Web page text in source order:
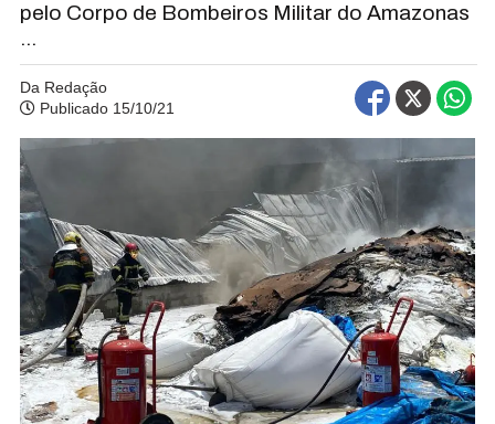
pelo Corpo de Bombeiros Militar do Amazonas
...
Da Redação
Publicado 15/10/21